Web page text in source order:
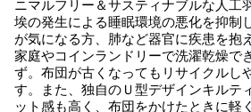
ニマルフリー＆サスティナブルな人工
埃の発生による睡眠環境の悪化を抑制
が気になる方、肺など器官に疾患を抱
家庭やコインランドリーで洗濯乾燥で
ず。布団が古くなってもリサイクルし
す。また、独自のＵ型デザインキルテ
ット感も高く、布団をかけたときに軽